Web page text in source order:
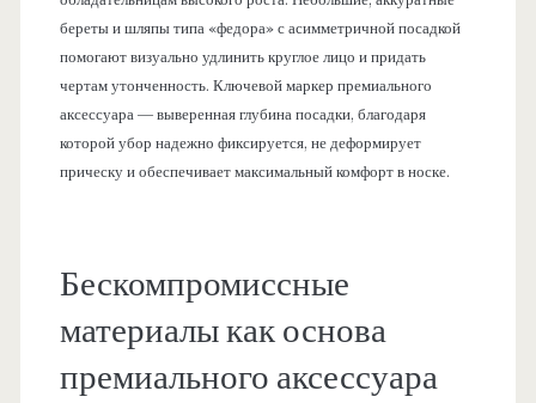
береты и шляпы типа «федора» с асимметричной посадкой
помогают визуально удлинить круглое лицо и придать
чертам утонченность. Ключевой маркер премиального
аксессуара — выверенная глубина посадки, благодаря
которой убор надежно фиксируется, не деформирует
прическу и обеспечивает максимальный комфорт в носке.
Бескомпромиссные
материалы как основа
премиального аксессуара